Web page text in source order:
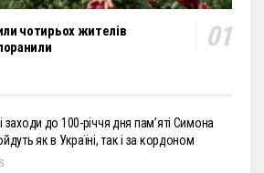
чотирьох жителів
заходи до 100-річчя дня пам’яті Симона
як в Україні, так і за кордоном